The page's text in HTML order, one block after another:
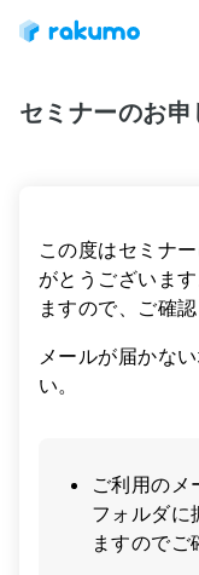
セミナーのお
この度はセミナ
がとうございま
ますので、ご確
メールが届かな
い。
ご利用のメ
フォルダに
ますのでご